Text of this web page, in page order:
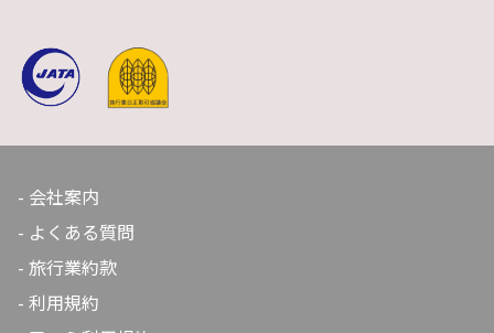
会社案内
よくある質問
旅行業約款
利用規約